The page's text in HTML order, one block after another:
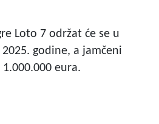
Loto 7 održat će se u
godine, a jamčeni
eura.